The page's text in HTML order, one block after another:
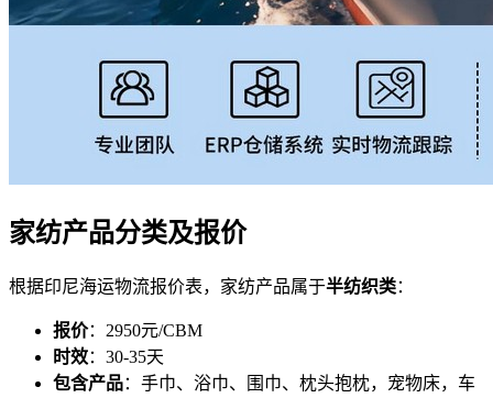
家纺产品分类及报价
根据印尼海运物流报价表，家纺产品属于半纺织类：
报价：2950元/CBM
时效：30-35天
包含产品：手巾、浴巾、围巾、枕头抱枕，宠物床，车